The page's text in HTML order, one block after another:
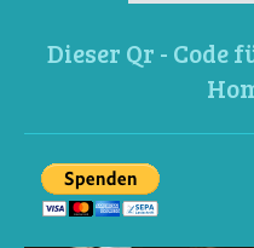
Dieser Qr - Code